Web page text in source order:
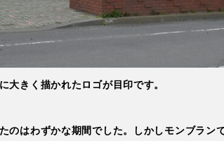
きく描かれたロゴが目印です。
のはわずかな期間でした。しかしモンブラン